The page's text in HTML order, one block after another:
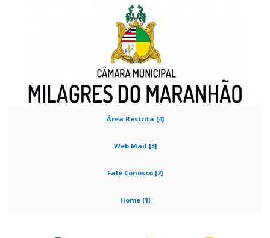
Área Restrita [4]
Web Mail [3]
Fale Conosco [2]
Home [1]